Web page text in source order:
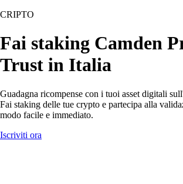
CRIPTO
Fai staking Camden
Trust in Italia
Guadagna ricompense con i tuoi asset digitali
Fai staking delle tue crypto e partecipa alla
modo facile e immediato.
Iscriviti ora